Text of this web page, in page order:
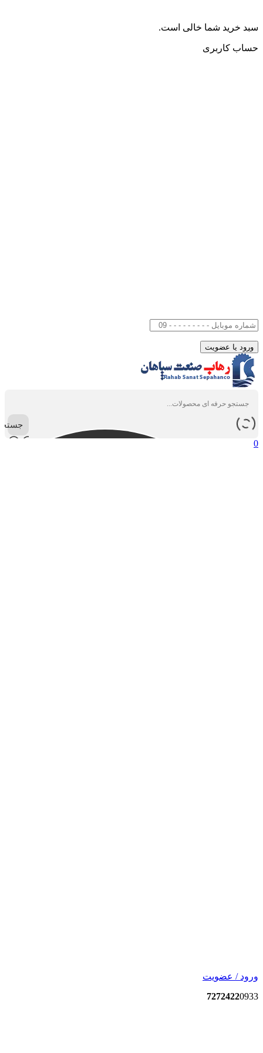
سبد خرید شما خالی است.
حساب کاربری
0
ورود / عضویت
72724220933